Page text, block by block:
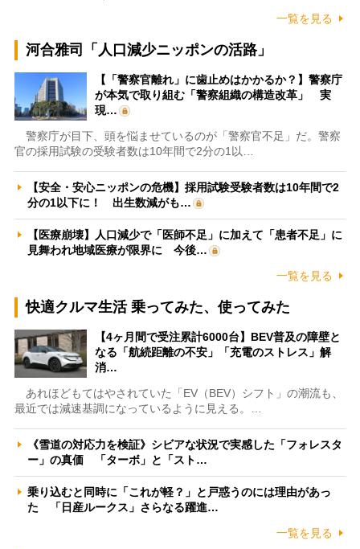
一覧を見る
河合雅司「人口減少ニッポンの活路」
【「警察官離れ」に歯止めはかかるか？】警察庁
が本気で取り組む「警察組織の構造改革」 実
現…
警察庁が目下、頭を悩ませているのが「警察官不足」だ。警察
官の採用試験の受験者数は10年間で2分の1以…
【安全・安心ニッポンの危機】採用試験受験者数は10年間で2
分の1以下に！ 出生数減がも…
【医療崩壊】人口減少で「医師不足」に加えて「患者不足」に
見舞われ地域医療が限界に 今後…
一覧を見る
快適クルマ生活 乗ってみた、使ってみた
【4ヶ月間で受注累計6000台】BEV普及の障壁と
なる「航続距離の不安」「充電のストレス」解
消…
あれほどもてはやされていた「EV（BEV）シフト」の潮流も、
最近では減速基調になっているように見える。…
《雪道の対応力を検証》シビアな状況で実感した「フォレスタ
ー」の真価 「ターボ」と「スト…
乗り込むと同時に「これが軽？」と戸惑うのには理由があっ
た 「日産ルークス」さらなる躍進…
一覧を見る